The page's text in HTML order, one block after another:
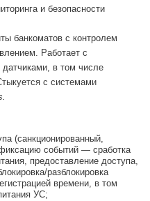
и безопасности
банкоматов с контролем
Работает с
в том числе
с системами
(санкционированный,
событий — сработка
предоставление доступа,
разблокировка
времени, в том
УС;